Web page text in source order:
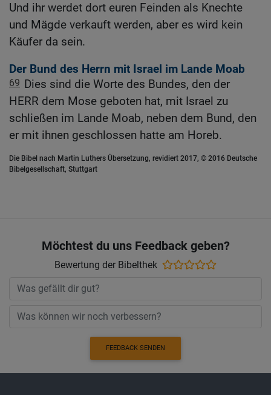
Und ihr werdet dort euren Feinden als Knechte
und Mägde verkauft werden, aber es wird kein
Käufer da sein.
Der Bund des Herrn mit Israel im Lande Moab
69 Dies sind die Worte des Bundes, den der
HERR dem Mose geboten hat, mit Israel zu
schließen im Lande Moab, neben dem Bund, den
er mit ihnen geschlossen hatte am Horeb.
Die Bibel nach Martin Luthers Übersetzung, revidiert 2017, © 2016 Deutsche
Bibelgesellschaft, Stuttgart
Möchtest du uns Feedback geben?
Bewertung der Bibelthek
FEEDBACK SENDEN